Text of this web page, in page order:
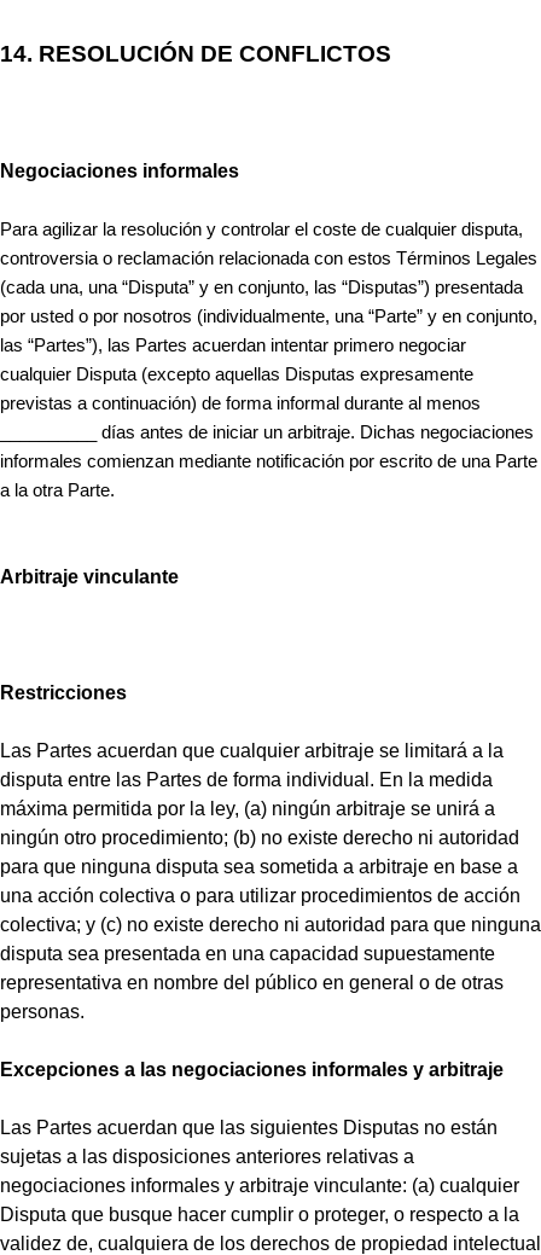
14. RESOLUCIÓN DE CONFLICTOS
Negociaciones informales
Para agilizar la resolución y controlar el coste de cualquier disputa,
controversia o reclamación relacionada con estos Términos Legales
(cada una, una “Disputa” y en conjunto, las “Disputas”) presentada
por usted o por nosotros (individualmente, una “Parte” y en conjunto,
las “Partes”), las Partes acuerdan intentar primero negociar
cualquier Disputa (excepto aquellas Disputas expresamente
previstas a continuación) de forma informal durante al menos
__________ días antes de iniciar un arbitraje. Dichas negociaciones
informales comienzan mediante notificación por escrito de una Parte
a la otra Parte.
Arbitraje vinculante
Restricciones
Las Partes acuerdan que cualquier arbitraje se limitará a la
disputa entre las Partes de forma individual. En la medida
máxima permitida por la ley, (a) ningún arbitraje se unirá a
ningún otro procedimiento; (b) no existe derecho ni autoridad
para que ninguna disputa sea sometida a arbitraje en base a
una acción colectiva o para utilizar procedimientos de acción
colectiva; y (c) no existe derecho ni autoridad para que ninguna
disputa sea presentada en una capacidad supuestamente
representativa en nombre del público en general o de otras
personas.
Excepciones a las negociaciones informales y arbitraje
Las Partes acuerdan que las siguientes Disputas no están
sujetas a las disposiciones anteriores relativas a
negociaciones informales y arbitraje vinculante: (a) cualquier
Disputa que busque hacer cumplir o proteger, o respecto a la
validez de, cualquiera de los derechos de propiedad intelectual